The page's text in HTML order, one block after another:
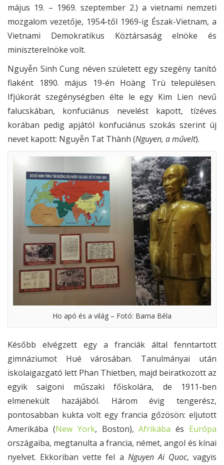
május 19. – 1969. szeptember 2.) a vietnami nemzeti
mozgalom vezetője, 1954-től 1969-ig Észak-Vietnam, a
Vietnami Demokratikus Köztársaság elnöke és
miniszterelnöke volt.
Nguyễn Sinh Cung néven született egy szegény tanító
fiaként 1890. május 19-én Hoàng Trù településen.
Ifjúkorát szegénységben élte le egy Kim Lien nevű
falucskában, konfuciánus nevelést kapott, tízéves
korában pedig apjától konfuciánus szokás szerint új
nevet kapott: Nguyễn Tat Thành (Nguyen, a művelt).
Ho apó és a világ – Fotó: Barna Béla
Később elvégzett egy a franciák által fenntartott
gimnáziumot Hué városában. Tanulmányai után
iskolaigazgató lett Phan Thietben, majd beiratkozott az
egyik saigoni műszaki főiskolára, de 1911-ben
elmenekült hazájából. Három évig tengerész,
pontosabban kukta volt egy francia gőzösön: eljutott
Amerikába (New York, Boston),Afrikába és Európa
országaiba, megtanulta a francia, német, angol és kínai
nyelvet. Ekkoriban vette fel a Nguyen Ai Quoc, vagyis